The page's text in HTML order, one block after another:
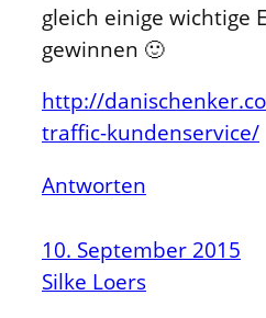
gleich einige wichtige
gewinnen 🙂
http://
traffic-kundenservice/
Antworten
10. September 2015
Silke Loers